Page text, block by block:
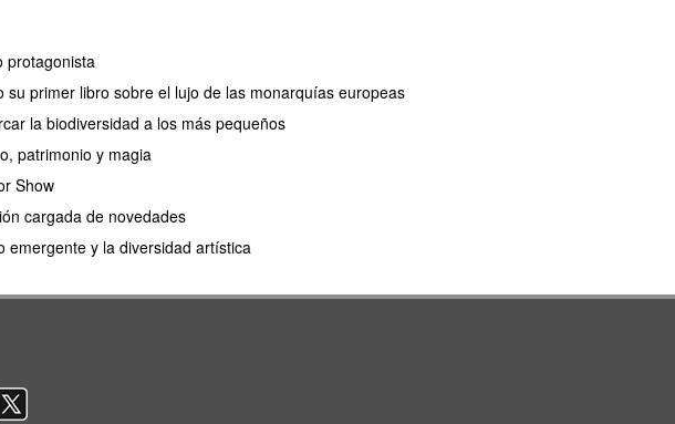
protagonista
primer libro sobre el lujo de las monarquías europeas
la biodiversidad a los más pequeños
patrimonio y magia
Show
cargada de novedades
emergente y la diversidad artística